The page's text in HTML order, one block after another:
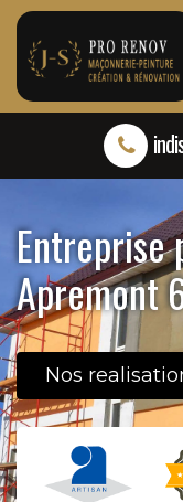
Apremont
Nos